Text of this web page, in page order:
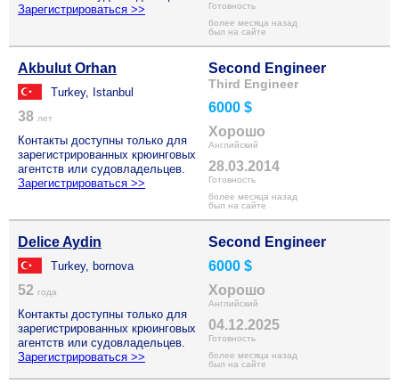
Зарегистрироваться >>
Готовность
более месяца назад
был на сайте
Akbulut Orhan
Turkey, Istanbul
38 лет
Контакты доступны только для
зарегистрированных крюинговых
агентств или судовладельцев.
Зарегистрироваться >>
Second Engineer
Third Engineer
6000 $
Хорошо
Английский
28.03.2014
Готовность
более месяца назад
был на сайте
Delice Aydin
Turkey, bornova
52 года
Контакты доступны только для
зарегистрированных крюинговых
агентств или судовладельцев.
Зарегистрироваться >>
Second Engineer
6000 $
Хорошо
Английский
04.12.2025
Готовность
более месяца назад
был на сайте